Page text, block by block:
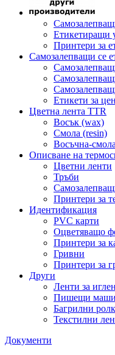
Етикетиращи
Принтери за
Самозалепващи се
Етикети за
Цветна лента TTR
Восък (wax)
Смола (resin)
Восъчна-
Описване на
Цветни ленти
Тръби
Принтери за
Идентификация
PVC карти
Оцветяващо
Принтери за
Гривни
Принтери за
Други
Ленти за
Пишещи
Багрилни
Текстилни
Документи